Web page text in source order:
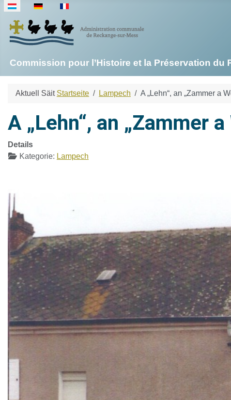
Sprache auswählen
Commission pour l’Histoire et la Préservation
Aktuell Säit Startseite Lampech A „Lehn“, an „Zammer a
A „Lehn“, an „Zammer a
Details
Kategorie: Lampech